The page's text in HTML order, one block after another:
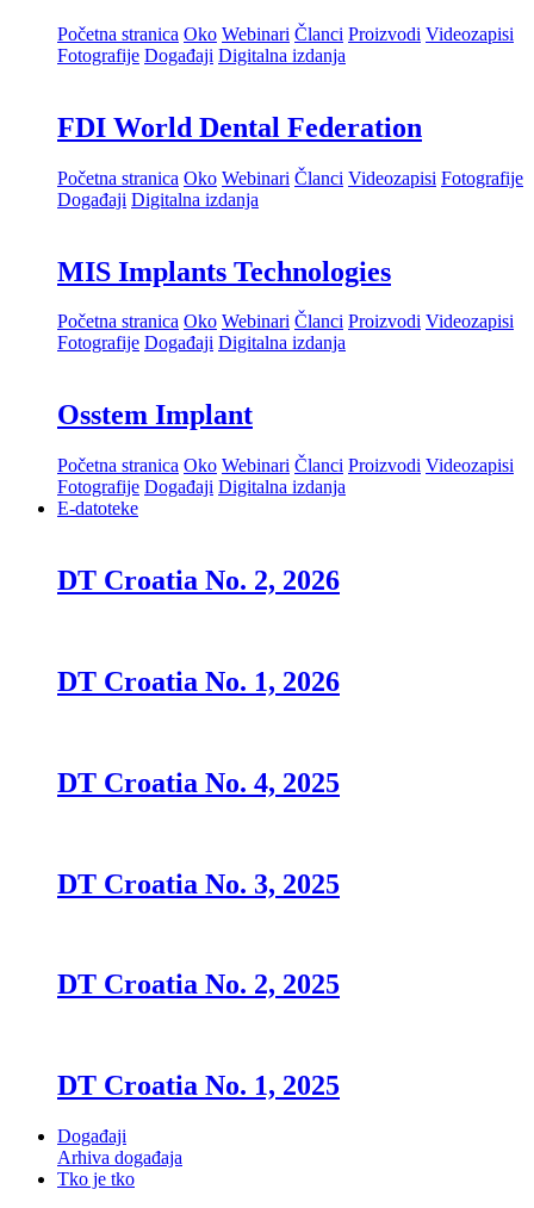
Početna stranica Oko Webinari Članci Proizvodi Videozapisi
Fotografije Događaji Digitalna izdanja
FDI World Dental Federation
Početna stranica Oko Webinari Članci Videozapisi Fotografije
Događaji Digitalna izdanja
MIS Implants Technologies
Početna stranica Oko Webinari Članci Proizvodi Videozapisi
Fotografije Događaji Digitalna izdanja
Osstem Implant
Početna stranica Oko Webinari Članci Proizvodi Videozapisi
Fotografije Događaji Digitalna izdanja
E-datoteke
DT Croatia No. 2, 2026
DT Croatia No. 1, 2026
DT Croatia No. 4, 2025
DT Croatia No. 3, 2025
DT Croatia No. 2, 2025
DT Croatia No. 1, 2025
Događaji
Arhiva događaja
Tko je tko